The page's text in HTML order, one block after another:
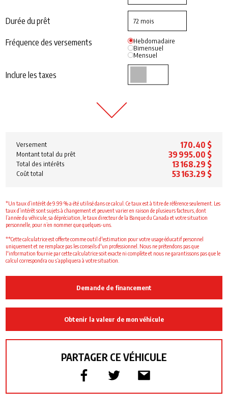
Durée du prêt
Fréquence des versements
Hebdomadaire
Bimensuel
Mensuel
Inclure les taxes
Versement 170.40 $
Montant total du prêt 39 995.00 $
Total des intérêts 13 168.29 $
Coût total 53 163.29 $
*Un taux d’intérêt de 9.99 % a été utilisé dans ce calcul. Ce taux est à titre de référence seulement. Les
taux d’intérêt sont sujets à changement et peuvent varier en raison de plusieurs facteurs, dont
l’année du véhicule, sa dépréciation, le taux directeur de la Banque du Canada et votre situation
personnelle, pour n’en nommer que quelques-uns.
**Cette calculatrice est offerte comme outil d'estimation pour votre usage éducatif personnel
uniquement et ne remplace pas les conseils d'un professionnel. Nous ne prétendons pas que
l'information fournie par cette calculatrice soit exacte ni complète et nous ne garantissons pas que le
calcul correspondra ou s’appliquera à votre situation.
Demande de financement
Obtenir la valeur de mon véhicule
PARTAGER CE VÉHICULE